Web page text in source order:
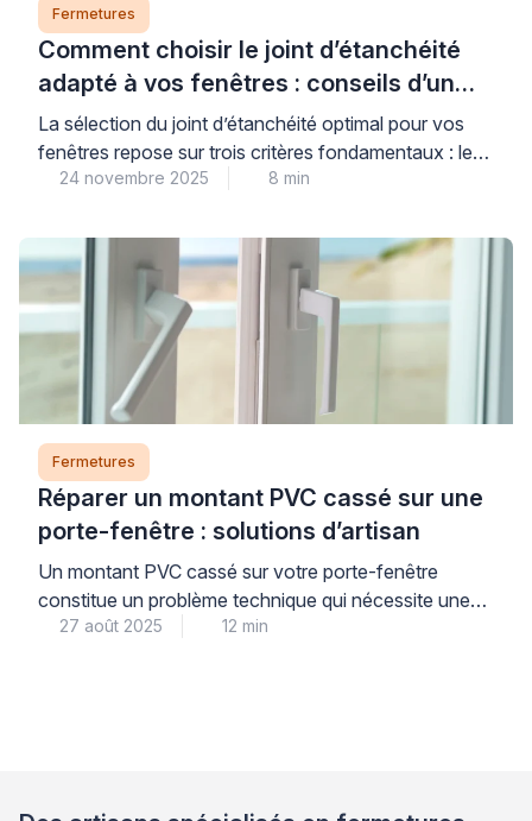
Fermetures
Comment choisir le joint d’étanchéité
adapté à vos fenêtres : conseils d’un
expert
La sélection du joint d’étanchéité optimal pour vos
fenêtres repose sur trois critères fondamentaux : le
matériau de menuiserie, le type d’ouverture et
qualité correctement installés constituent un
investissement stratégique pour votre confort
thermique et acoustique quotidien. Ces éléments
techniques, souvent négligés, influencent
directement votre consommation énergétique […]
24 novembre 2025 8 min
Fermetures
Réparer un montant PVC cassé sur une
porte-fenêtre : solutions d’artisan
Un montant PVC cassé sur votre porte-fenêtre
constitue un problème technique qui nécessite une
intervention appropriée pour maintenir l’intégrité de
27 août 2025 12 min